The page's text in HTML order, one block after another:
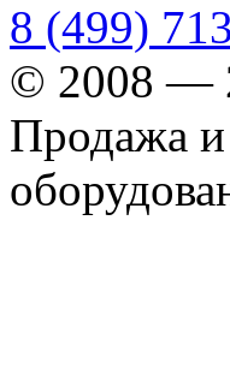
8 (499)
© 2008 —
Продажа и